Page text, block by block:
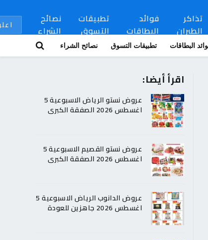
تذاكر
الطيران
فوائد
البطاقات
تطبيقات
التسوق
نصائح
الشراء
البطاقات تطبيقات التسوق نصائح الشراء
اقرأ أيضا:
عروض نستو الرياض الاسبوعية 5
اغسطس 2026 الصفقة الكبرى
عروض نستو القصيم الاسبوعية 5
اغسطس 2026 الصفقة الكبرى
عروض الدانوب الرياض الاسبوعية 5
اغسطس 2026 جاهزين للعودة